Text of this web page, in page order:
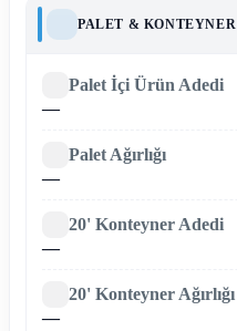
PALET & KONTEYNER
Palet İçi Ürün Adedi
—
Palet Ağırlığı
—
20' Konteyner Adedi
—
20' Konteyner Ağırlığı
—